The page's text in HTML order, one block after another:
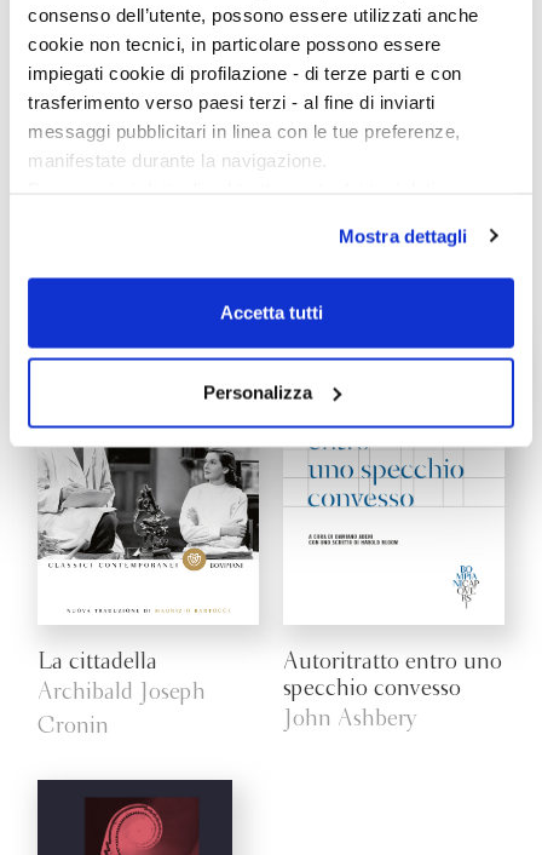
consenso dell’utente, possono essere utilizzati anche
cookie non tecnici, in particolare possono essere
impiegati cookie di profilazione - di terze parti e con
trasferimento verso paesi terzi - al fine di inviarti
messaggi pubblicitari in linea con le tue preferenze,
manifestate durante la navigazione.
scelte privacy sui cookie, ti invitiamo a prendere visione
dell’informativa cookie.
Chiudendo il banner tramite la “X” prosegui la
dei soli cookie tecnici. Selezionando “Accetta tutti” presti
il tuo consenso alla profilazione che potrai revocare in
ogni momentoRevoca
Mostra dettagli
Accetta tutti
Personalizza
Morrison , e ancoraRay Bradbury,Arthur Miller ,Stephen
King, Lawrence Ferlinghetti,Dave Eggers,Isabel
Allende, Edmund Whitee, last but not least,Walter
Mosley.
VINCITORI DEL NATIONAL BOOK AWARD
La cittadella
Archibald Joseph
Cronin
Autoritratto entro uno
specchio convesso
John Ashbery